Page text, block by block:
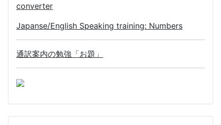
converter
Japanse/English Speaking training: Numbers
通訳案内の勉強「お題」